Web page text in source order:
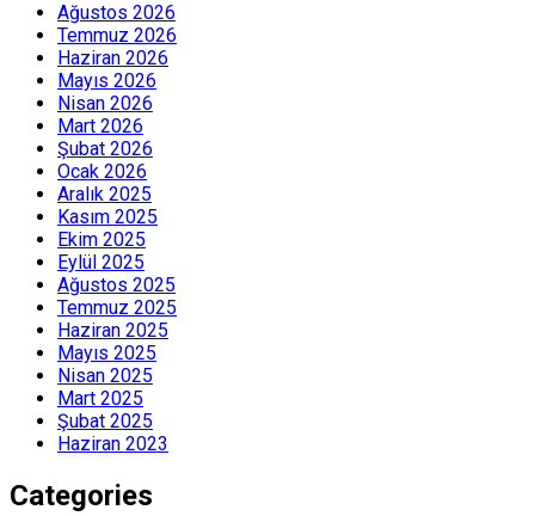
Ağustos 2026
Temmuz 2026
Haziran 2026
Mayıs 2026
Nisan 2026
Mart 2026
Şubat 2026
Ocak 2026
Aralık 2025
Kasım 2025
Ekim 2025
Eylül 2025
Ağustos 2025
Temmuz 2025
Haziran 2025
Mayıs 2025
Nisan 2025
Mart 2025
Şubat 2025
Haziran 2023
Categories